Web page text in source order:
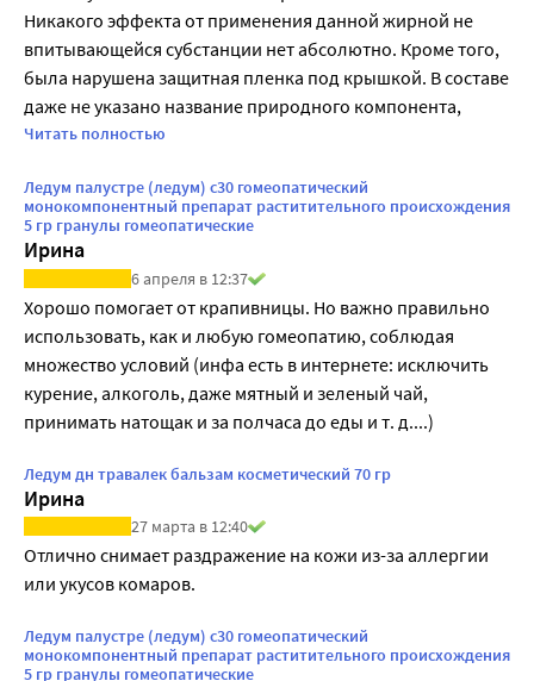
Никакого эффекта от применения данной жирной не
впитывающейся субстанции нет абсолютно. Кроме того,
была нарушена защитная пленка под крышкой. В составе
даже не указано название природного компонента,
просто написано "природный компонент". Не
препаратом язык не поворачивается назвать ЭТО!
Читать полностью
Ледум палустре (ледум) c30 гомеопатический
монокомпонентный препарат раститительного происхождения
5 гр гранулы гомеопатические
Ирина
6 апреля в 12:37
Хорошо помогает от крапивницы. Но важно правильно
использовать, как и любую гомеопатию, соблюдая
множество условий (инфа есть в интернете: исключить
курение, алкоголь, даже мятный и зеленый чай,
принимать натощак и за полчаса до еды и т. д....)
Ледум дн травалек бальзам косметический 70 гр
Ирина
27 марта в 12:40
Отлично снимает раздражение на кожи из-за аллергии
или укусов комаров.
Ледум палустре (ледум) c30 гомеопатический
монокомпонентный препарат раститительного происхождения
5 гр гранулы гомеопатические